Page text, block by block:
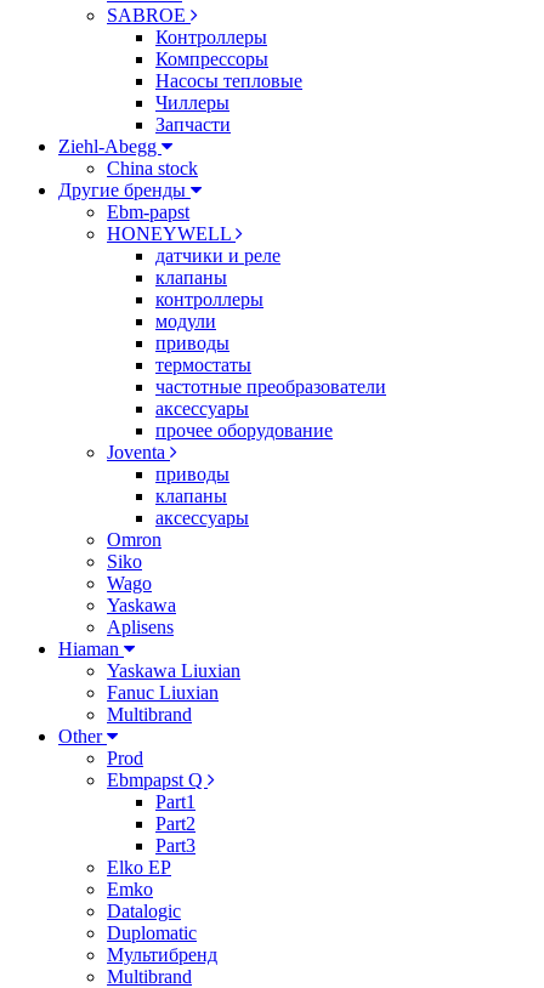
SABROE
Контроллеры
Компрессоры
Насосы тепловые
Чиллеры
Запчасти
Ziehl-Abegg
China stock
Другие бренды
Ebm-papst
HONEYWELL
датчики и реле
клапаны
контроллеры
модули
приводы
термостаты
частотные преобразователи
аксессуары
прочее оборудование
Joventa
приводы
клапаны
аксессуары
Omron
Siko
Wago
Yaskawa
Aplisens
Hiaman
Yaskawa Liuxian
Fanuc Liuxian
Multibrand
Other
Prod
Ebmpapst Q
Part1
Part2
Part3
Elko EP
Emko
Datalogic
Duplomatic
Мультибренд
Multibrand